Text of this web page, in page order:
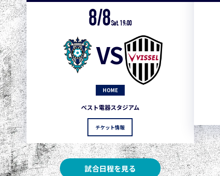
8/8Sat. 19:00
VS
HOME
ベスト電器スタジアム
チケット情報
試合日程を見る